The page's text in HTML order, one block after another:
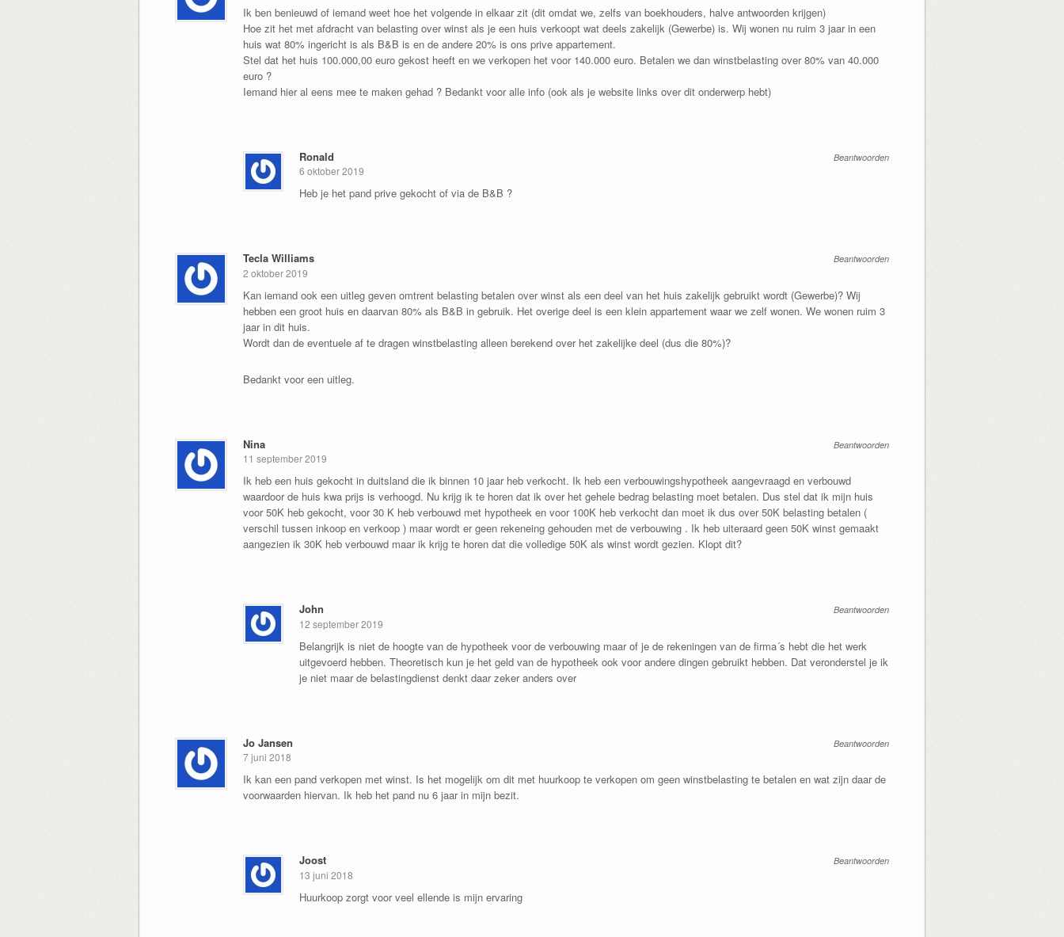
Ik ben benieuwd of iemand weet hoe het volgende in elkaar zit (dit omdat we, zelfs van boekhouders, halve antwoorden krijgen)
Hoe zit het met afdracht van belasting over winst als je een huis verkoopt wat deels zakelijk (Gewerbe) is. Wij wonen nu ruim 3 jaar in een
huis wat 80% ingericht is als B&B is en de andere 20% is ons prive appartement.
Stel dat het huis 100.000,00 euro gekost heeft en we verkopen het voor 140.000 euro. Betalen we dan winstbelasting over 80% van 40.000
euro ?
Iemand hier al eens mee te maken gehad ? Bedankt voor alle info (ook als je website links over dit onderwerp hebt)
Beantwoorden
Ronald
6 oktober 2019
Heb je het pand prive gekocht of via de B&B ?
Beantwoorden
Tecla Williams
2 oktober 2019
Kan iemand ook een uitleg geven omtrent belasting betalen over winst als een deel van het huis zakelijk gebruikt wordt (Gewerbe)? Wij
hebben een groot huis en daarvan 80% als B&B in gebruik. Het overige deel is een klein appartement waar we zelf wonen. We wonen ruim 3
jaar in dit huis.
Wordt dan de eventuele af te dragen winstbelasting alleen berekend over het zakelijke deel (dus die 80%)?
Bedankt voor een uitleg.
Beantwoorden
Nina
11 september 2019
Ik heb een huis gekocht in duitsland die ik binnen 10 jaar heb verkocht. Ik heb een verbouwingshypotheek aangevraagd en verbouwd
waardoor de huis kwa prijs is verhoogd. Nu krijg ik te horen dat ik over het gehele bedrag belasting moet betalen. Dus stel dat ik mijn huis
voor 50K heb gekocht, voor 30 K heb verbouwd met hypotheek en voor 100K heb verkocht dan moet ik dus over 50K belasting betalen (
verschil tussen inkoop en verkoop ) maar wordt er geen rekeneing gehouden met de verbouwing . Ik heb uiteraard geen 50K winst gemaakt
aangezien ik 30K heb verbouwd maar ik krijg te horen dat die volledige 50K als winst wordt gezien. Klopt dit?
Beantwoorden
John
12 september 2019
Belangrijk is niet de hoogte van de hypotheek voor de verbouwing maar of je de rekeningen van de firma´s hebt die het werk
uitgevoerd hebben. Theoretisch kun je het geld van de hypotheek ook voor andere dingen gebruikt hebben. Dat veronderstel je ik
je niet maar de belastingdienst denkt daar zeker anders over
Beantwoorden
Jo Jansen
7 juni 2018
Ik kan een pand verkopen met winst. Is het mogelijk om dit met huurkoop te verkopen om geen winstbelasting te betalen en wat zijn daar de
voorwaarden hiervan. Ik heb het pand nu 6 jaar in mijn bezit.
Beantwoorden
Joost
13 juni 2018
Huurkoop zorgt voor veel ellende is mijn ervaring